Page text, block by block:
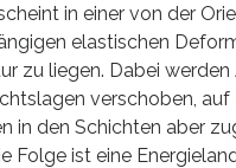
in einer von der
elastischen
zu liegen. Dabei
verschoben,
in den Schichten aber
Folge ist eine